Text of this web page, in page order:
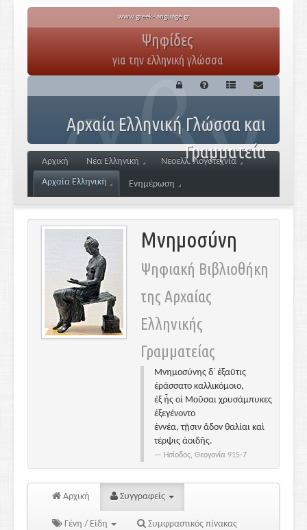
www.greek-language.gr
Ψηφίδες
για την ελληνική γλώσσα
Αρχαία Ελληνική Γλώσσα και
Γραμματεία
Αρχική Νέα Ελληνική
Νεοελλ. Λογοτεχνία
Αρχαία Ελληνική
Ενημέρωση
Μνημοσύνη
Ψηφιακή Βιβλιοθήκη
της Αρχαίας
Ελληνικής
Γραμματείας
Μνημοσύνης δ᾽ ἐξαῦτις
ἐράσσατο καλλικόμοιο,
ἐξ ἧς οἱ Μοῦσαι χρυσάμπυκες
ἐξεγένοντο
ἐννέα, τῇσιν ἅδον θαλίαι καὶ
τέρψις ἀοιδῆς.
Ησίοδος, Θεογονία 915-7
Αρχική Συγγραφείς
Γένη / Είδη Συμφραστικός πίνακας